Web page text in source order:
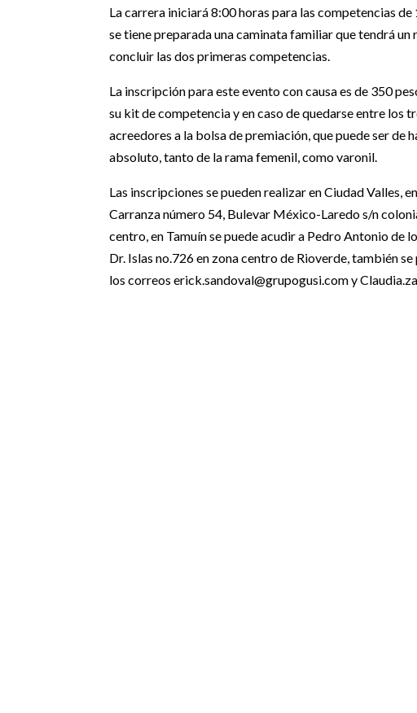
La carrera iniciará 8:00 horas para las competencias
se tiene preparada una caminata familiar que tendrá
concluir las dos primeras competencias.
La inscripción para este evento con causa es de 350
su kit de competencia y en caso de quedarse entre los
acreedores a la bolsa de premiación, que puede ser de
absoluto, tanto de la rama femenil, como varonil.
Las inscripciones se pueden realizar en Ciudad Valles,
Carranza número 54, Bulevar México-Laredo s/n
centro, en Tamuín se puede acudir a Pedro Antonio de
Dr. Islas no.726 en zona centro de Rioverde, también
los correos erick.sandoval@grupogusi.com y